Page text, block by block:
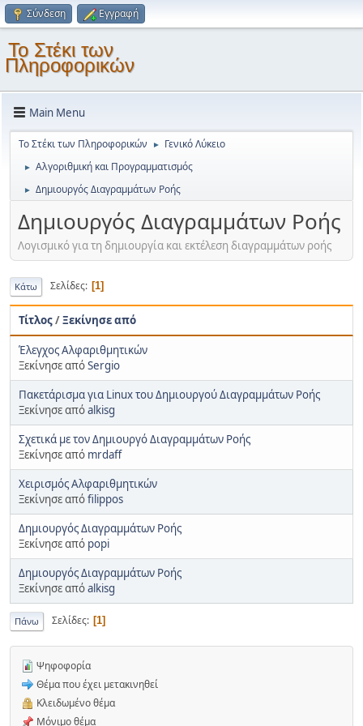
Σύνδεση Εγγραφή
Το Στέκι των
Πληροφορικών
Main Menu
Το Στέκι των Πληροφορικών ► Γενικό Λύκειο
► Αλγοριθμική και Προγραμματισμός
► Δημιουργός Διαγραμμάτων Ροής
Δημιουργός Διαγραμμάτων Ροής
Λογισμικό για τη δημιουργία και εκτέλεση διαγραμμάτων ροής
Κάτω Σελίδες 1
Τίτλος/Ξεκίνησε από
Έλεγχος Αλφαριθμητικών
Ξεκίνησε απόSergio
Πακετάρισμα για Linux του Δημιουργού Διαγραμμάτων Ροής
Ξεκίνησε απόalkisg
Σχετικά με τον Δημιουργό Διαγραμμάτων Ροής
Ξεκίνησε από mrdaff
Χειρισμός Αλφαριθμητικών
Ξεκίνησε απόfilippos
Δημιουργός Διαγραμμάτων Ροής
Ξεκίνησε από popi
Δημιουργός Διαγραμμάτων Ροής
Ξεκίνησε απόalkisg
Πάνω Σελίδες 1
Ψηφοφορία
Θέμα που έχει μετακινηθεί
Κλειδωμένο θέμα
Μόνιμο θέμα